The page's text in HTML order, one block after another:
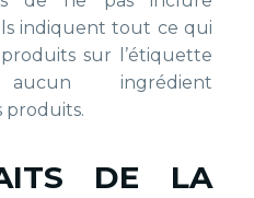
indiquent tout ce qui
sur l’étiquette
ingrédient
produits.
DE LA